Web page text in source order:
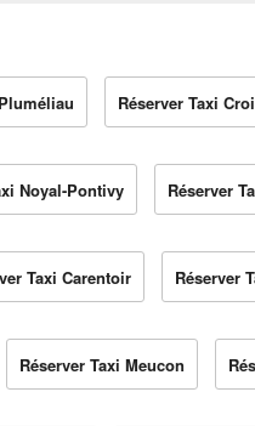
Réserver Taxi
Noyal-Pontivy Réserver
Taxi Carentoir Réserver
Réserver Taxi Meucon